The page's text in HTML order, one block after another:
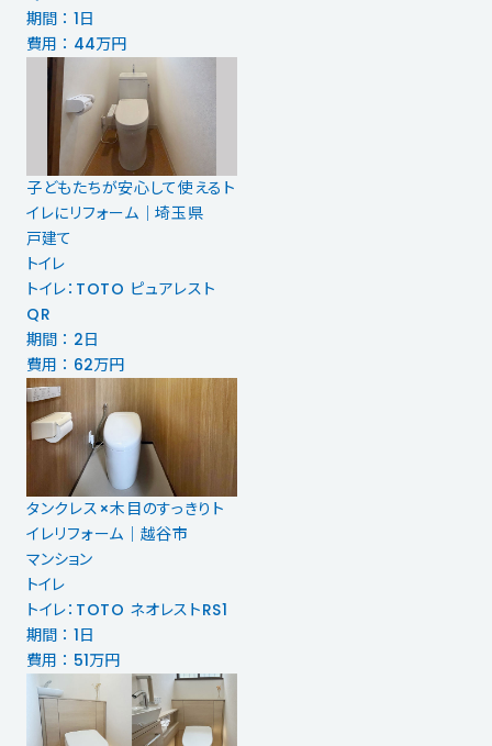
期間 ： 1日
費用 ： 44万円
子どもたちが安心して使えるト
イレにリフォーム｜埼玉県
戸建て
トイレ
トイレ：TOTO ピュアレスト
QR
期間 ： 2日
費用 ： 62万円
タンクレス×木目のすっきりト
イレリフォーム｜越谷市
マンション
トイレ
トイレ：TOTO ネオレストRS1
期間 ： 1日
費用 ： 51万円